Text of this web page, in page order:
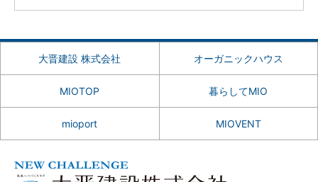
大晋建設 株式会社 オーガニックハウス
MIOTOP 暮らしてMIO
mioport MIOVENT